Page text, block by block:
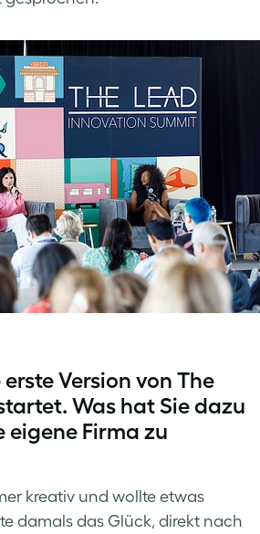
Version von The
Was hat Sie dazu
eigene Firma zu
kreativ und wollte etwas
damals das Glück, direkt nach